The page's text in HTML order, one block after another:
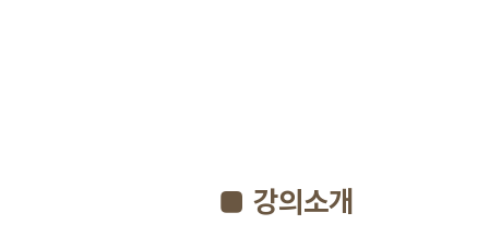
■ 강의소개